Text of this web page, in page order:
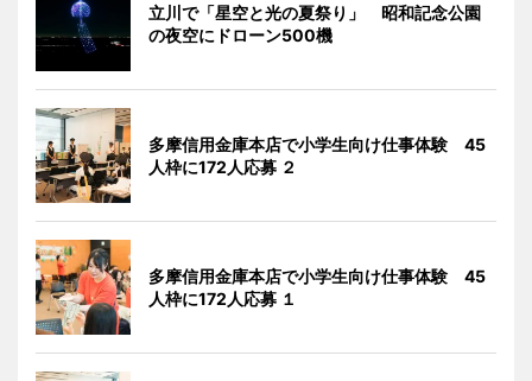
立川で「星空と光の夏祭り」 昭和記念公園
の夜空にドローン500機
多摩信用金庫本店で小学生向け仕事体験 45
人枠に172人応募 ２
多摩信用金庫本店で小学生向け仕事体験 45
人枠に172人応募 １